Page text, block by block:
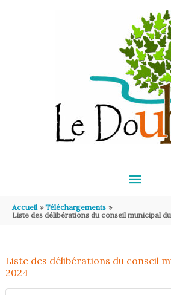
MENU
Accueil
Téléchargements
Liste des délibérations du conseil municipal
Liste des délibérations du conseil
2024